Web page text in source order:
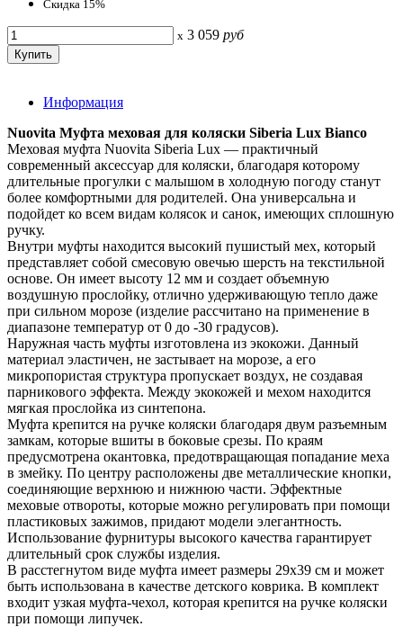
Скидка 15%
x 3 059 руб
Информация
Nuovita Муфта меховая для коляски Siberia Lux Bianco
Меховая муфта Nuovita Siberia Lux — практичный
современный аксессуар для коляски, благодаря которому
длительные прогулки с малышом в холодную погоду станут
более комфортными для родителей. Она универсальна и
подойдет ко всем видам колясок и санок, имеющих сплошную
ручку.
Внутри муфты находится высокий пушистый мех, который
представляет собой смесовую овечью шерсть на текстильной
основе. Он имеет высоту 12 мм и создает объемную
воздушную прослойку, отлично удерживающую тепло даже
при сильном морозе (изделие рассчитано на применение в
диапазоне температур от 0 до -30 градусов).
Наружная часть муфты изготовлена из экокожи. Данный
материал эластичен, не застывает на морозе, а его
микропористая структура пропускает воздух, не создавая
парникового эффекта. Между экокожей и мехом находится
мягкая прослойка из синтепона.
Муфта крепится на ручке коляски благодаря двум разъемным
замкам, которые вшиты в боковые срезы. По краям
предусмотрена окантовка, предотвращающая попадание меха
в змейку. По центру расположены две металлические кнопки,
соединяющие верхнюю и нижнюю части. Эффектные
меховые отвороты, которые можно регулировать при помощи
пластиковых зажимов, придают модели элегантность.
Использование фурнитуры высокого качества гарантирует
длительный срок службы изделия.
В расстегнутом виде муфта имеет размеры 29x39 см и может
быть использована в качестве детского коврика. В комплект
входит узкая муфта-чехол, которая крепится на ручке коляски
при помощи липучек.